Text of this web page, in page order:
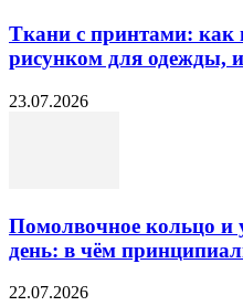
Ткани с принтами: как
рисунком для одежды,
23.07.2026
Помолвочное кольцо
день: в чём
22.07.2026